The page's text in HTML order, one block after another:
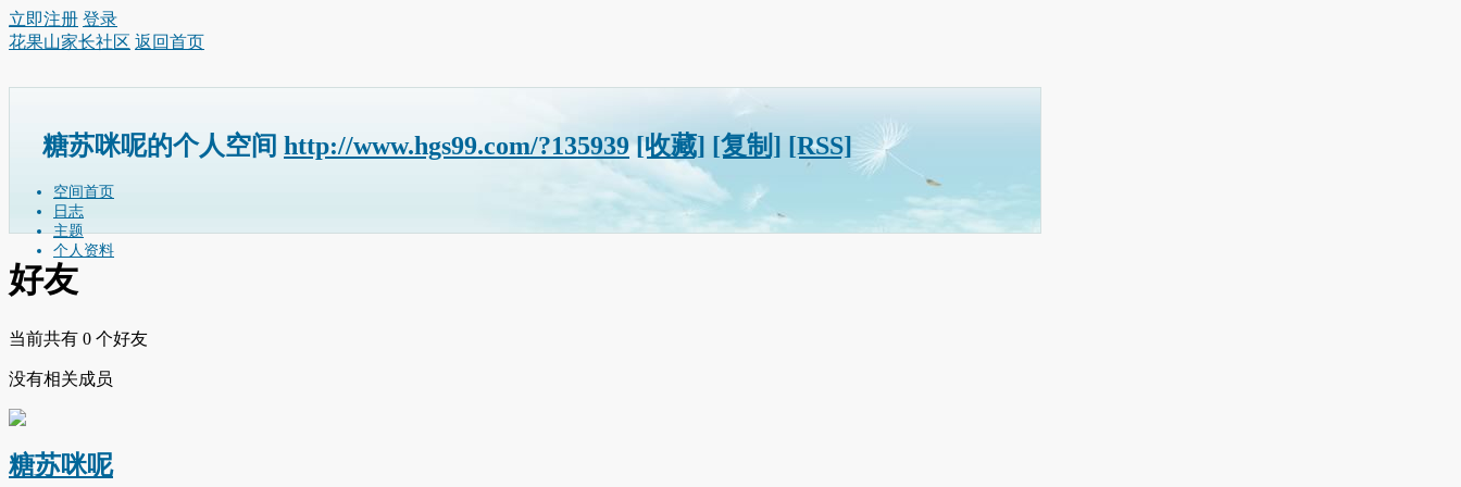
立即注册 登录
花果山家长社区 返回首页
糖苏咪呢的个人空间 http://www.hgs99.com/?135939 [收藏] [复制] [RSS]
空间首页
日志
主题
个人资料
好友
当前共有 0 个好友
没有相关成员
糖苏咪呢